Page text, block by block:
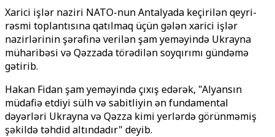
Xarici işlər naziri NATO-nun Antalyada keçirilən qeyri-
rəsmi toplantısına qatılmaq üçün gələn xarici işlər
nazirlərinin şərəfinə verilən şam yeməyində Ukrayna
müharibəsi və Qəzzada törədilən soyqırımı gündəmə
gətirib.
Hakan Fidan şam yeməyində çıxış edərək, "Alyansın
müdafiə etdiyi sülh və sabitliyin ən fundamental
dəyərləri Ukrayna və Qəzza kimi yerlərdə görünməmiş
şəkildə təhdid altındadır" deyib.